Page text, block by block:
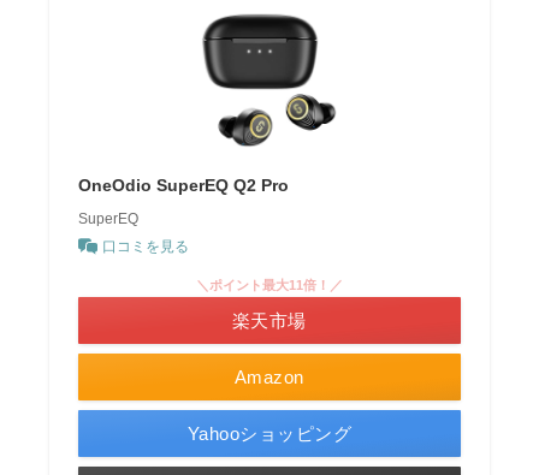
OneOdio SuperEQ Q2 Pro
SuperEQ
口コミを見る
Amazon
＼ポイント最大11倍！／
楽天市場
Yahooショッピング